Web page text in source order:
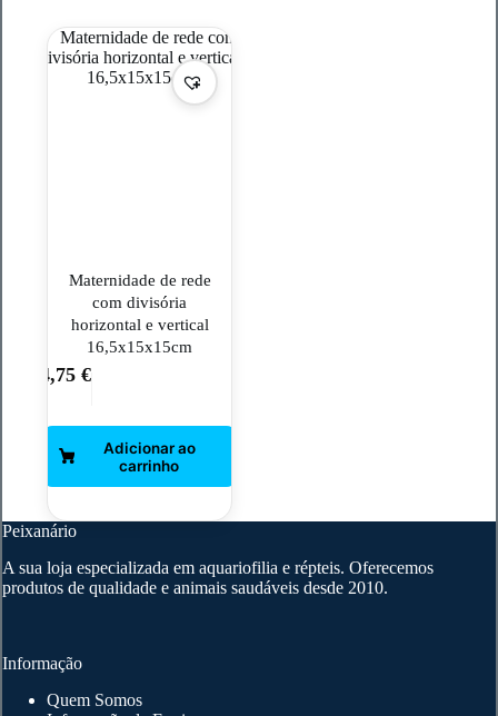
Maternidade de rede
com divisória
horizontal e vertical
16,5x15x15cm
4,75 €
Peixanário
A sua loja especializada em aquariofilia e répteis. Oferecemos
produtos de qualidade e animais saudáveis desde 2010.
Informação
Quem Somos